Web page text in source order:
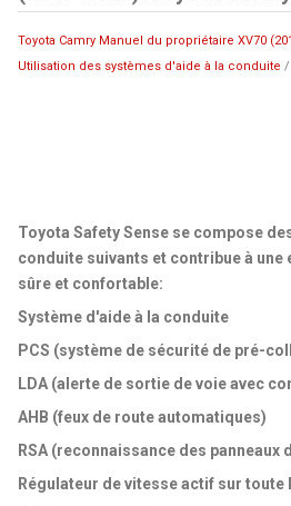
Toyota Camry Manuel du propriétaire XV70
Utilisation des systèmes d'aide à la conduite /
Toyota Safety Sense se compose
conduite suivants et contribue à une
sûre et confortable:
Système d'aide à la conduite
PCS (système de sécurité de pré-
LDA (alerte de sortie de voie avec
AHB (feux de route automatiques)
RSA (reconnaissance des panneaux
Régulateur de vitesse actif sur toute